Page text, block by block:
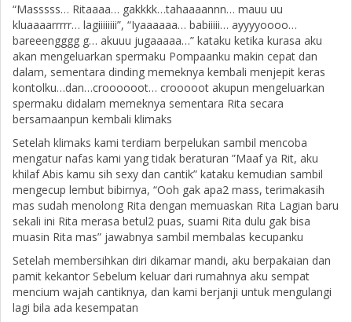
“Masssss… Ritaaaa… gakkkk…tahaaaannn… mauu uu
kluaaaarrrrr… lagiiiiiiii”, “Iyaaaaaa… babiiiii… ayyyyoooo…
bareeengggg g… akuuu jugaaaaa…” kataku ketika kurasa aku
akan mengeluarkan spermaku Pompaanku makin cepat dan
dalam, sementara dinding memeknya kembali menjepit keras
kontolku…dan…croooooot… crooooot akupun mengeluarkan
spermaku didalam memeknya sementara Rita secara
bersamaanpun kembali klimaks
Setelah klimaks kami terdiam berpelukan sambil mencoba
mengatur nafas kami yang tidak beraturan ”Maaf ya Rit, aku
khilaf Abis kamu sih sexy dan cantik” kataku kemudian sambil
mengecup lembut bibirnya, “Ooh gak apa2 mass, terimakasih
mas sudah menolong Rita dengan memuaskan Rita Lagian baru
sekali ini Rita merasa betul2 puas, suami Rita dulu gak bisa
muasin Rita mas” jawabnya sambil membalas kecupanku
Setelah membersihkan diri dikamar mandi, aku berpakaian dan
pamit kekantor Sebelum keluar dari rumahnya aku sempat
mencium wajah cantiknya, dan kami berjanji untuk mengulangi
lagi bila ada kesempatan